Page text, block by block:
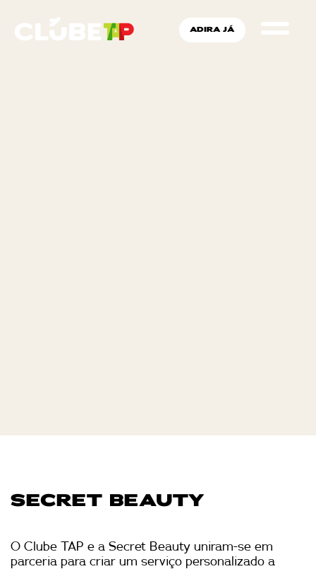
ADIRA JÁ
SECRET BEAUTY
O Clube TAP e a Secret Beauty uniram-se em
parceria para criar um serviço personalizado a